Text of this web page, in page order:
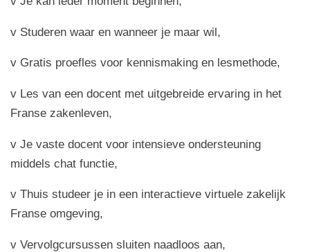
v Studeren waar en wanneer je maar wil,
v Gratis proefles voor kennismaking en lesmethode,
v Les van een docent met uitgebreide ervaring in het
Franse zakenleven,
v Je vaste docent voor intensieve ondersteuning
middels chat functie,
v Thuis studeer je in een interactieve virtuele zakelijk
Franse omgeving,
v Vervolgcursussen sluiten naadloos aan,